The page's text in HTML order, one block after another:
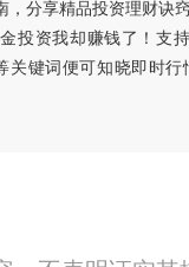
，分享精品投资理财诀
投资我却赚钱了！支
关键词便可知晓即时